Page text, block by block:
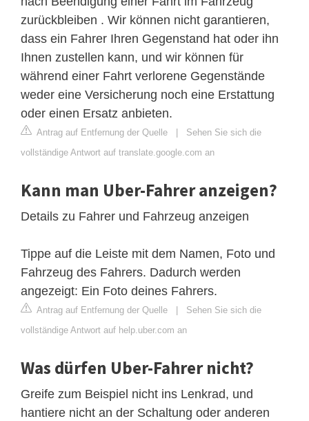
zurückbleiben . Wir können nicht garantieren,
dass ein Fahrer Ihren Gegenstand hat oder ihn
Ihnen zustellen kann, und wir können für
während einer Fahrt verlorene Gegenstände
weder eine Versicherung noch eine Erstattung
oder einen Ersatz anbieten.
Antrag auf Entfernung der Quelle | Sehen Sie sich die
vollständige Antwort auf translate.google.com an
Kann man Uber-Fahrer anzeigen?
Details zu Fahrer und Fahrzeug anzeigen
Tippe auf die Leiste mit dem Namen, Foto und
Fahrzeug des Fahrers. Dadurch werden
angezeigt: Ein Foto deines Fahrers.
Antrag auf Entfernung der Quelle | Sehen Sie sich die
vollständige Antwort auf help.uber.com an
Was dürfen Uber-Fahrer nicht?
Greife zum Beispiel nicht ins Lenkrad, und
hantiere nicht an der Schaltung oder anderen